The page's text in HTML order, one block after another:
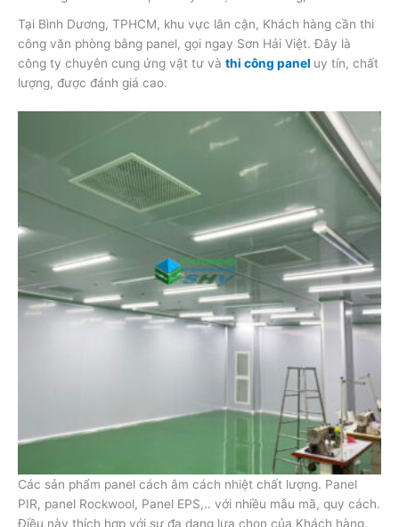
Tại Bình Dương, TPHCM, khu vực lân cận, Khách hàng cần thi
công văn phòng bằng panel, gọi ngay Sơn Hải Việt. Đây là
công ty chuyên cung ứng vật tư và thi công panel uy tín, chất
lượng, được đánh giá cao.
Các sản phẩm panel cách âm cách nhiệt chất lượng. Panel
PIR, panel Rockwool, Panel EPS,.. với nhiều mẫu mã, quy cách.
Điều này thích hợp với sự đa dạng lựa chọn của Khách hàng.